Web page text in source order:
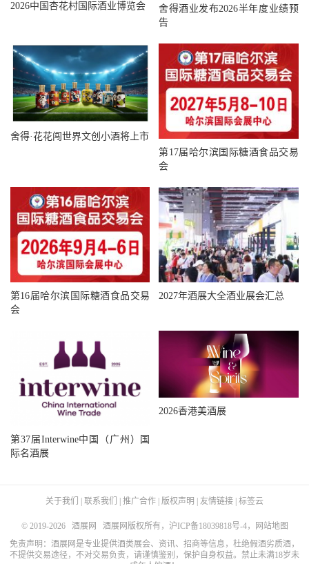
2026中国杏花村国际酒业博览会
舍得酒业发布2026半年度业绩预
告
舍得·花花闯世界文创小酒将上市
第17届哈尔滨国际糖酒食品交易
会
第16届哈尔滨国际糖酒食品交易
会
2027年酒展大全酒业展会汇总
第37届Interwine中国（广州）国
际名酒展
2026香港美酒展
关于我们 | 联系我们 | 推广合作 | 版权声明 | 友情链接 | 标签云
© 2019-2026 酒展网 酒展网版权所有， 沪ICP备18039818号-4，
网站地图
免责声明：酒展网是专业提供酒类展会、资讯、招商等信息，杜绝假酒劣质酒，
不提供交易途径，不对交易负责，请谨慎鉴别，保护自身权益。禁止未满18岁未